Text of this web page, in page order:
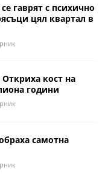
гаврят с психично
цял квартал в
кост на
години
самотна